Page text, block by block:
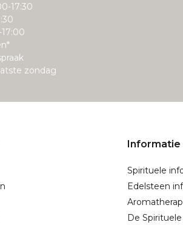
17:30
zondag
Informatie
Spirituele
Edelsteen
De